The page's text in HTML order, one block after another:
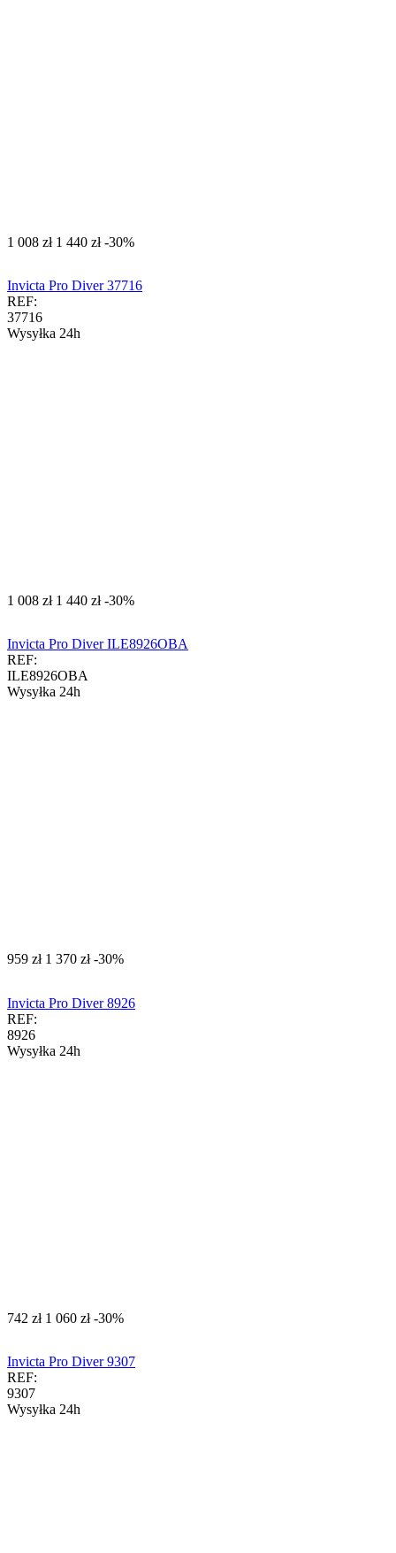
‍1 008‍ zł ‍1 440‍ zł -30%
Invicta Pro Diver 37716
REF:
37716
Wysyłka 24h
‍1 008‍ zł ‍1 440‍ zł -30%
Invicta Pro Diver ILE8926OBA
REF:
ILE8926OBA
Wysyłka 24h
‍959‍ zł ‍1 370‍ zł -30%
Invicta Pro Diver 8926
REF:
8926
Wysyłka 24h
‍742‍ zł ‍1 060‍ zł -30%
Invicta Pro Diver 9307
REF:
9307
Wysyłka 24h